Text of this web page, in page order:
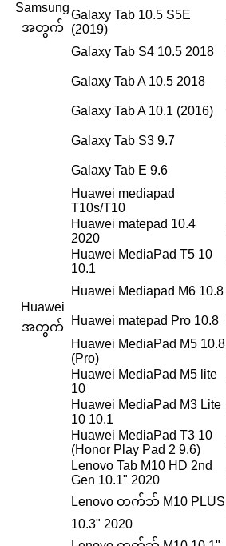
Samsung
အတွက်
Galaxy Tab 10.5 S5E
(2019)
Galaxy Tab S4 10.5 2018
Galaxy Tab A 10.5 2018
Galaxy Tab A 10.1 (2016)
Galaxy Tab S3 9.7
Galaxy Tab E 9.6
Huawei
အတွက်
Huawei mediapad
T10s/T10
Huawei matepad 10.4
2020
Huawei MediaPad T5 10
10.1
Huawei Mediapad M6 10.8
Huawei matepad Pro 10.8
Huawei MediaPad M5 10.8
(Pro)
Huawei MediaPad M5 lite
10
Huawei MediaPad M3 Lite
10 10.1
Huawei MediaPad T3 10
(Honor Play Pad 2 9.6)
Lenovo Tab M10 HD 2nd
Gen 10.1" 2020
Lenovo တက်ဘ် M10 PLUS
10.3" 2020